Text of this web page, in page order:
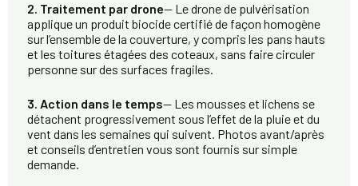
2. Traitement par drone— Le drone de pulvérisation
applique un produit biocide certifié de façon homogène
sur l’ensemble de la couverture, y compris les pans hauts
et les toitures étagées des coteaux, sans faire circuler
personne sur des surfaces fragiles.
3. Action dans le temps— Les mousses et lichens se
détachent progressivement sous l’effet de la pluie et du
vent dans les semaines qui suivent. Photos avant/après
et conseils d’entretien vous sont fournis sur simple
demande.